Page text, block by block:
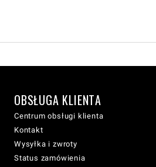
OBSŁUGA KLIENTA
Centrum obsługi klienta
Kontakt
Wysyłka i zwroty
Status zamówienia